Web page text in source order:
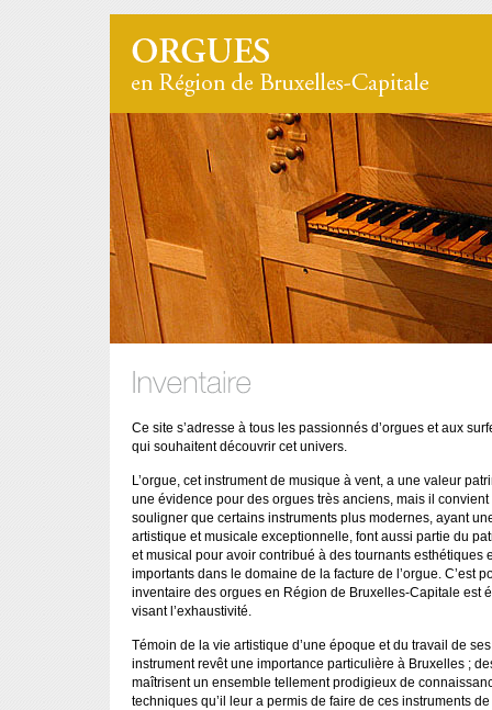
Ce site s’adresse à tous les passionnés d’orgues et aux
qui souhaitent découvrir cet univers.
L’orgue, cet instrument de musique à vent, a une valeur
une évidence pour des orgues très anciens, mais il convient
souligner que certains instruments plus modernes, ayant
artistique et musicale exceptionnelle, font aussi partie du
et musical pour avoir contribué à des tournants esthétiques
importants dans le domaine de la facture de l’orgue. C’est
inventaire des orgues en Région de Bruxelles-Capitale est
visant l’exhaustivité.
Témoin de la vie artistique d’une époque et du travail de
instrument revêt une importance particulière à Bruxelles ;
maîtrisent un ensemble tellement prodigieux de
techniques qu’il leur a permis de faire de ces instruments